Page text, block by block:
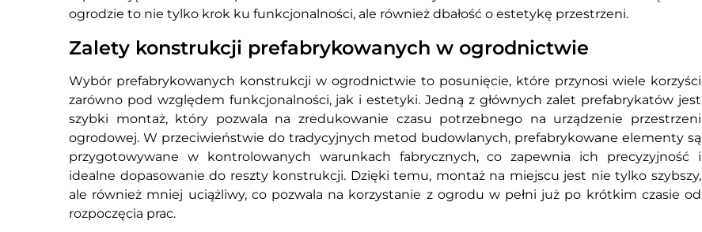
ogrodzie to nie tylko krok ku funkcjonalności, ale również dbałość o estetykę przestrzeni.
Zalety konstrukcji prefabrykowanych w ogrodnictwie
Wybór prefabrykowanych konstrukcji w ogrodnictwie to posunięcie, które przynosi wiele korzyści
zarówno pod względem funkcjonalności, jak i estetyki. Jedną z głównych zalet prefabrykatów jest
szybki montaż, który pozwala na zredukowanie czasu potrzebnego na urządzenie przestrzeni
ogrodowej. W przeciwieństwie do tradycyjnych metod budowlanych, prefabrykowane elementy są
przygotowywane w kontrolowanych warunkach fabrycznych, co zapewnia ich precyzyjność i
idealne dopasowanie do reszty konstrukcji. Dzięki temu, montaż na miejscu jest nie tylko szybszy,
ale również mniej uciążliwy, co pozwala na korzystanie z ogrodu w pełni już po krótkim czasie od
rozpoczęcia prac.